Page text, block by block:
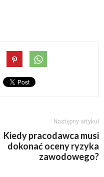
Następny artykuł
Kiedy pracodawca musi
dokonać oceny ryzyka
zawodowego?